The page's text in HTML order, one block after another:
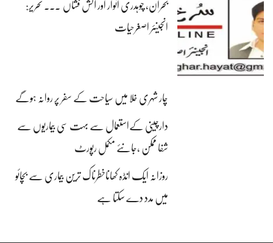
بحران، چوہدری انوار اور آتش فشاں ۔۔۔ تحریر:
انجینئر اصغرحیات
چار شہری خلا میں سیاحت کے سفر پر روانہ ہوگے
دارچینی کےاستعمال سے بہت سی بیماریوں سے
شفا ممکن ،جانئے مکمل رپورٹ
روزانہ ایک انڈہ کھاناخطرناک ترین بیماری سے بچائو
میں مدد دے سکتا ہے